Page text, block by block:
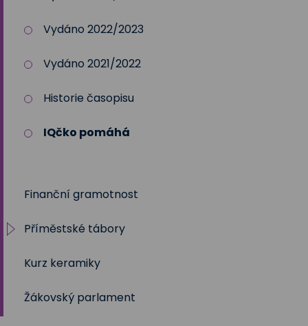
Vydáno 2022/2023
Vydáno 2021/2022
Historie časopisu
IQčko pomáhá
Finanční gramotnost
Příměstské tábory
Příměstský tábor 2026
Příměstský tábor 2025
Kurz keramiky
Žákovský parlament